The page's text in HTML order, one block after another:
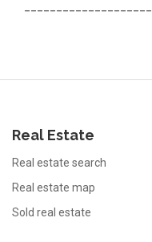
Real Estate
Real estate search
Real estate map
Sold real estate